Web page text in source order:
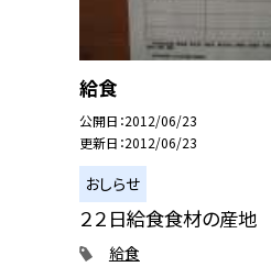
給食
公開日 2012/06/23
更新日 2012/06/23
おしらせ
２２日給食食材の産地
給食